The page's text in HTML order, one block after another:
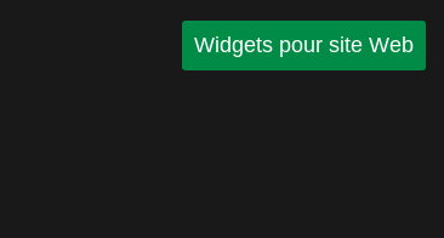
Widgets pour site Web